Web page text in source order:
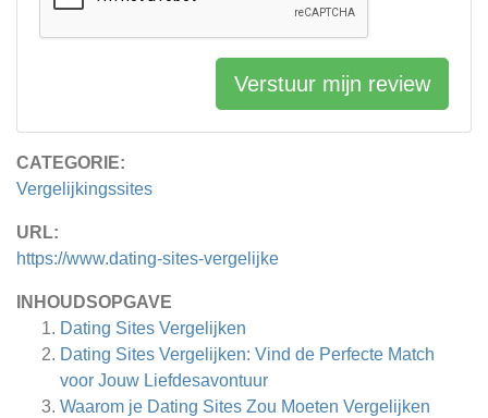
CATEGORIE:
Vergelijkingssites
URL:
https://www.dating-sites-vergelijke
INHOUDSOPGAVE
Dating Sites Vergelijken
Dating Sites Vergelijken: Vind de Perfecte Match
voor Jouw Liefdesavontuur
Waarom je Dating Sites Zou Moeten Vergelijken
Verstuur mijn review